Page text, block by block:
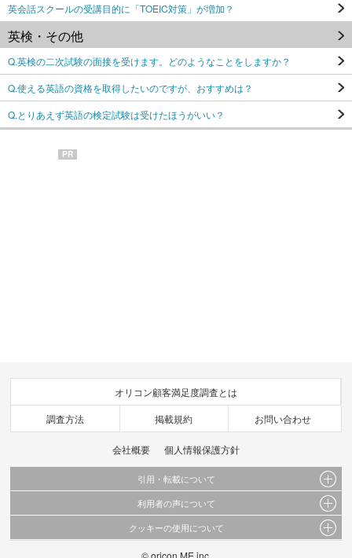
英会話スクールの受講目的に「TOEIC対策」が増加？
英検・その他
Q.英検の二次試験の面接を受けます。どのようなことをしますか？
Q.使える英語の資格を取得したいのですが、おすすめは？
Q.とりあえず英語の検定試験は受けたほうがいい？
PR
オリコン顧客満足度調査とは
調査方法 掲載規約 お問い合わせ
会社概要 個人情報保護方針
引用・転載について
当サイトで公開されている情報（文字、写真、イラスト、画像データ等）及びこれらの配
置・編集および構造などについての著作権は株式会社oricon MEに帰属しております。
これらの情報を権利者の許可なく無断転載・複製などの二次利用を行うことは固く禁じて
利用者の声について
当サイトに掲載している内容はすべてサービスの利用者が提出された見解・感想です。
クッキーの使用について
このサイトでは Cookie を使用して、ユーザーに合わせたコンテンツや広告の表示、ソー